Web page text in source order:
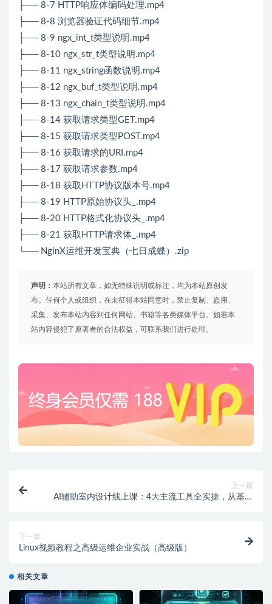
├── 8-7 HTTP响应体编码处理.mp4
├── 8-8 浏览器验证代码细节.mp4
├── 8-9 ngx_int_t类型说明.mp4
├── 8-10 ngx_str_t类型说明.mp4
├── 8-11 ngx_string函数说明.mp4
├── 8-12 ngx_buf_t类型说明.mp4
├── 8-13 ngx_chain_t类型说明.mp4
├── 8-14 获取请求类型GET.mp4
├── 8-15 获取请求类型POST.mp4
├── 8-16 获取请求的URI.mp4
├── 8-17 获取请求参数.mp4
├── 8-18 获取HTTP协议版本号.mp4
├── 8-19 HTTP原始协议头_.mp4
├── 8-20 HTTP格式化协议头_.mp4
├── 8-21 获取HTTP请求体_.mp4
└── NginX运维开发宝典（七日成蝶）.zip
声明： 本站所有文章，如无特殊说明或标注，均为本站原创发
布。任何个人或组织，在未征得本站同意时，禁止复制、盗用、
采集、发布本站内容到任何网站、书籍等各类媒体平台。如若本
站内容侵犯了原著者的合法权益，可联系我们进行处理。
上一篇
AI辅助室内设计线上课：4大主流工具全实操，从基础
下一篇
Linux视频教程之高级运维企业实战（高级版）
相关文章